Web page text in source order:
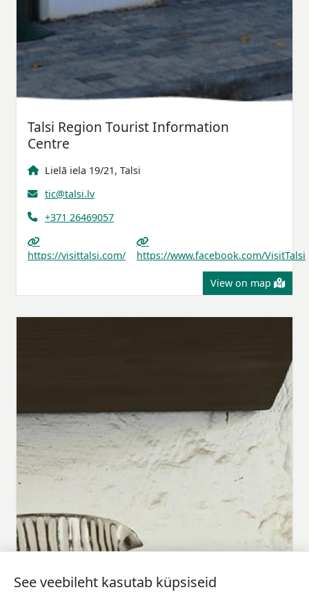
Talsi Region Tourist Information
Centre
Lielā iela 19/21, Talsi
tic@talsi.lv
+371 26469057
https://visittalsi.com/ https://www.facebook.com/VisitTalsi
View on map
See veebileht kasutab küpsiseid